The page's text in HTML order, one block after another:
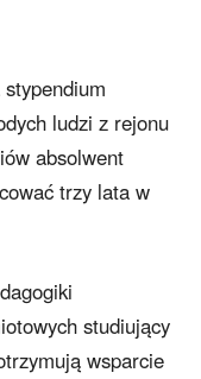
ludzi z rejonu
absolwent
trzy lata w
studiujący
wsparcie